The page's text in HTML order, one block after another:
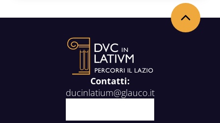
Contatti:
ducinlatium@glauco.it
Back to the top